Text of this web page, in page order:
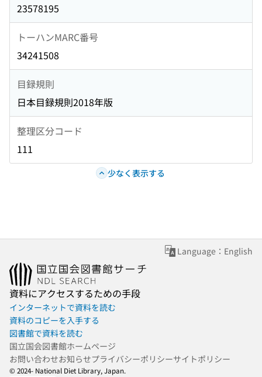
23578195
トーハンMARC番号
34241508
目録規則
日本目録規則2018年版
整理区分コード
111
少なく表示する
Language：English
資料にアクセスするための手段
インターネットで資料を読む
資料のコピーを入手する
図書館で資料を読む
国立国会図書館ホームページ
お問い合わせお知らせプライバシーポリシーサイトポリシー
© 2024- National Diet Library, Japan.